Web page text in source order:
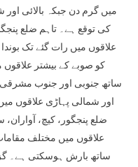
میں گرم دن جبکہ بالائی
کی توقع ہے۔ تاہم ضلع
علاقوں میں رات گئے تک
کو صوبے کے بیشتر
ساتھ جنوبی اور جنوب
اور شمالی پہاڑی علاقوں
ضلع پنجگور، کیچ،
علاقوں میں مختلف